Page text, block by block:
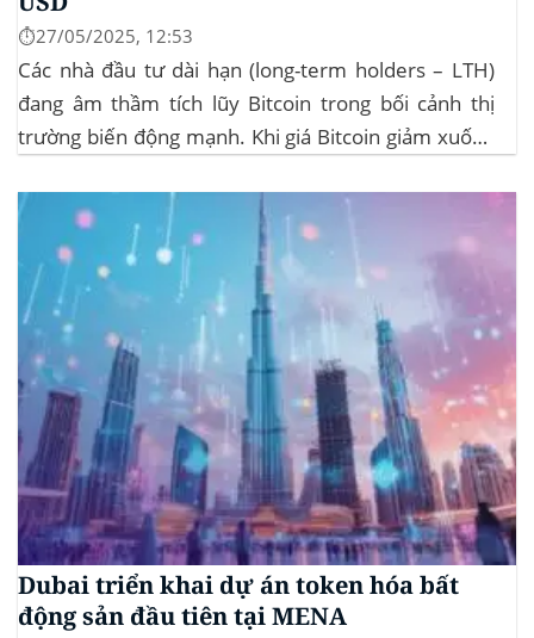
⏱️27/05/2025, 12:53
Các nhà đầu tư dài hạn (long-term holders – LTH)
đang âm thầm tích lũy Bitcoin trong bối cảnh thị
trường biến động mạnh. Khi giá Bitcoin giảm xuống
khiến hơn 185 triệu USD vị thế mua bị xóa...
Dubai triển khai dự án token hóa bất
động sản đầu tiên tại MENA